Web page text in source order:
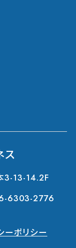
ス
3-13-14.2F
6303-2776
ーポリシー